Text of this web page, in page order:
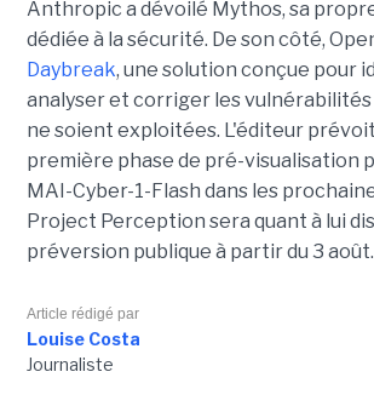
Anthropic a dévoilé Mythos, sa
dédiée à la sécurité. De son côté,
Daybreak, une solution conçue pour
analyser et corriger les vulnérabilités
ne soient exploitées. L'éditeur prévoit
première phase de pré-visualisation
MAI-Cyber-1-Flash dans les
Project Perception sera quant à lui
préversion publique à partir du 3 août.
Article rédigé par
Louise Costa
Journaliste